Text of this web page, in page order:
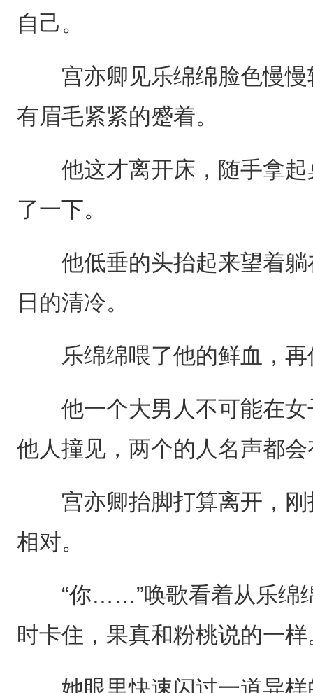
自己。
宫亦卿见乐绵绵脸色慢慢
有眉毛紧紧的蹙着。
他这才离开床，随手拿起
了一下。
他低垂的头抬起来望着躺
日的清冷。
乐绵绵喂了他的鲜血，再
他一个大男人不可能在女
他人撞见，两个的人名声都
宫亦卿抬脚打算离开，刚
相对。
“你……”唤歌看着从乐绵绵
时卡住，果真和粉桃说的一样